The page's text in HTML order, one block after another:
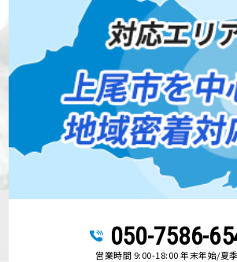
050-7586-
営業時間 9:00-18:00 年末年始/夏